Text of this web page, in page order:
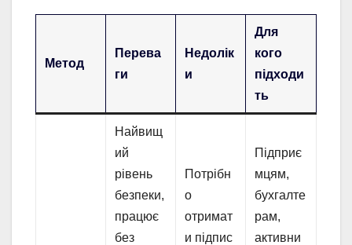
Метод
Перева
ги
Недолік
и
Для
кого
підходи
ть
Найвищ
ий
рівень
безпеки,
працює
без
Потрібн
о
отримат
и підпис
Підприє
мцям,
бухгалте
рам,
активни